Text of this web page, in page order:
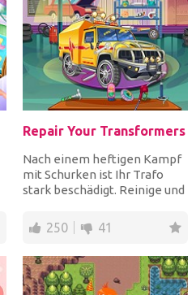
Repair Your Transformers
Nach einem heftigen Kampf
mit Schurken ist Ihr Trafo
stark beschädigt. Reinige und
250 41